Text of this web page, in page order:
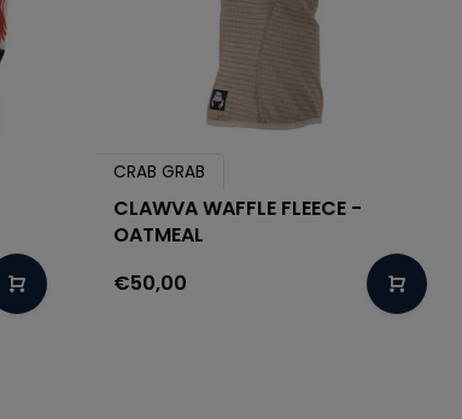
CRAB GRAB
CLAWVA WAFFLE FLEECE -
OATMEAL
€50,00